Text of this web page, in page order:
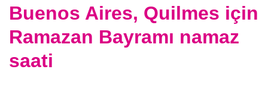
Buenos Aires, Quilmes için
Ramazan Bayramı namaz
saati